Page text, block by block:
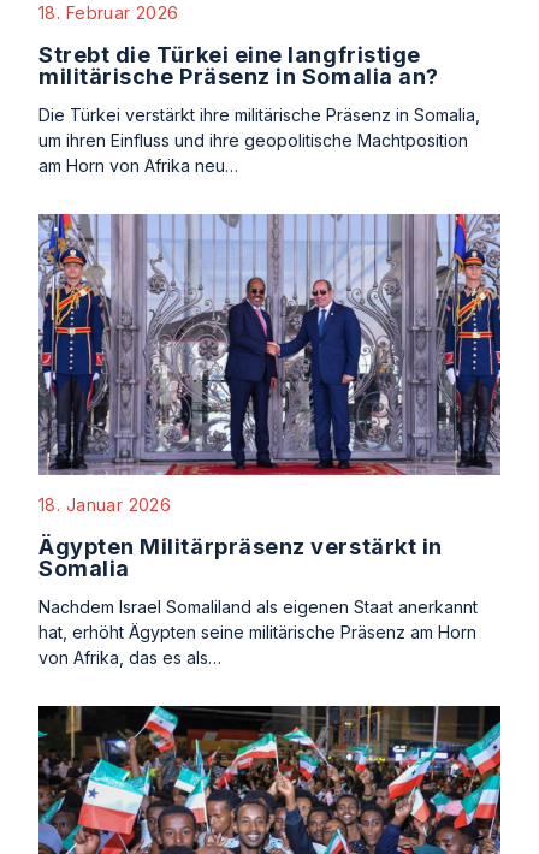
18. Februar 2026
Strebt die Türkei eine langfristige
militärische Präsenz in Somalia an?
Die Türkei verstärkt ihre militärische Präsenz in Somalia,
um ihren Einfluss und ihre geopolitische Machtposition
am Horn von Afrika neu…
18. Januar 2026
Ägypten Militärpräsenz verstärkt in
Somalia
Nachdem Israel Somaliland als eigenen Staat anerkannt
hat, erhöht Ägypten seine militärische Präsenz am Horn
von Afrika, das es als…